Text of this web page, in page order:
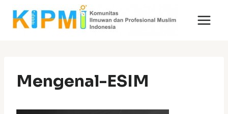
Skip
Mengenal-ESIM